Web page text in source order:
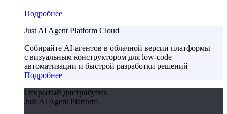
Подробнее
Just AI Agent Platform Cloud
Собирайте AI-агентов в облачной версии платформы
с визуальным конструктором для low-code
автоматизации и быстрой разработки решений
Подробнее
Открытый дистрибутив
Just AI Agent Platform